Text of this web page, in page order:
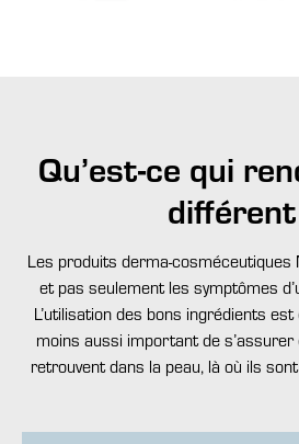
Qu’est-ce qui
Les produits derma-
et pas seulement les symptômes
L’utilisation des bons ingrédients
moins aussi important de
retrouvent dans la peau, là où ils